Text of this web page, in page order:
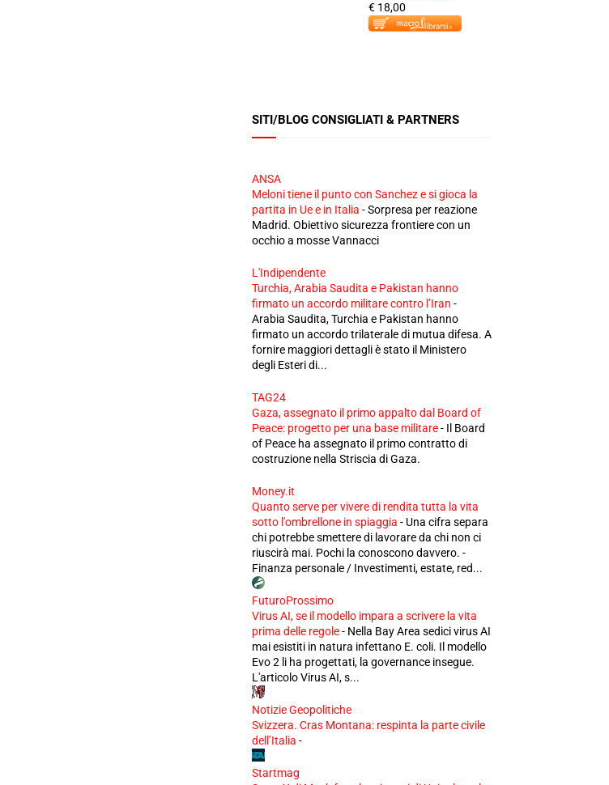
€ 18,00
SITI/BLOG CONSIGLIATI & PARTNERS
ANSA
Meloni tiene il punto con Sanchez e si gioca la
partita in Ue e in Italia -Sorpresa per reazione
Madrid. Obiettivo sicurezza frontiere con un
occhio a mosse Vannacci
L'Indipendente
Turchia, Arabia Saudita e Pakistan hanno
firmato un accordo militare contro l’Iran -
Arabia Saudita, Turchia e Pakistan hanno
firmato un accordo trilaterale di mutua difesa. A
fornire maggiori dettagli è stato il Ministero
degli Esteri di...
TAG24
Gaza, assegnato il primo appalto dal Board of
Peace: progetto per una base militare- Il Board
of Peace ha assegnato il primo contratto di
costruzione nella Striscia di Gaza.
Money.it
Quanto serve per vivere di rendita tutta la vita
sotto l'ombrellone in spiaggia - Una cifra separa
chi potrebbe smettere di lavorare da chi non ci
riuscirà mai. Pochi la conoscono davvero. -
Finanza personale / Investimenti, estate, red...
FuturoProssimo
Virus AI, se il modello impara a scrivere la vita
prima delle regole- Nella Bay Area sedici virus AI
mai esistiti in natura infettano E. coli. Il modello
Evo 2 li ha progettati, la governance insegue.
L'articolo Virus AI, s...
Notizie Geopolitiche
Svizzera. Cras Montana: respinta la parte civile
dell’Italia -
Startmag